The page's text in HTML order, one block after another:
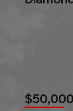
$50,000